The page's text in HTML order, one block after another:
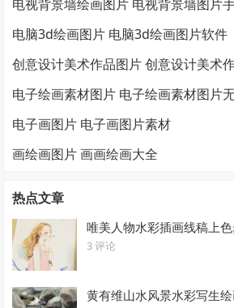
电视背景墙绘画图片 电视背景墙图片
电脑3d绘画图片 电脑3d绘画图片软件
创意设计美术作品图片 创意设计美术
电子绘画素材图片 电子绘画素材图片
电子画图片 电子画图片素材
画绘画图片 画画绘画大全
热点文章
唯美人物水彩插画线稿上
3 评论
黄有维山水风景水彩写生